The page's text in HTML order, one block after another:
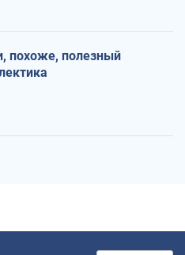
похоже, полезный